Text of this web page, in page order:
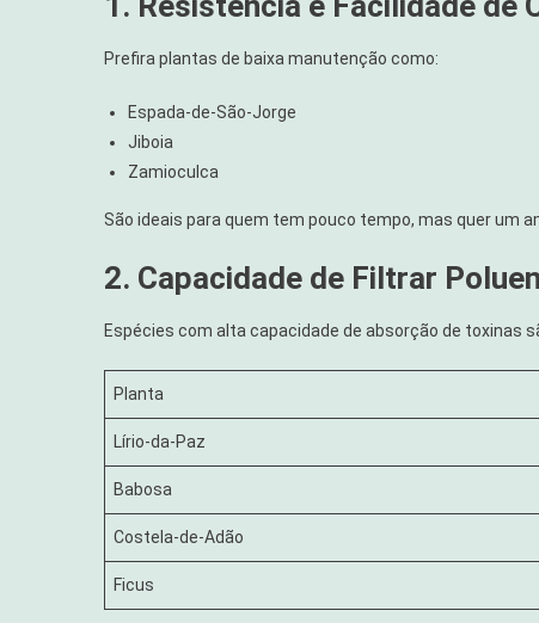
Prefira plantas de baixa manutenção como:
Espada-de-São-Jorge
Jiboia
Zamioculca
São ideais para quem tem pouco tempo, mas quer um
2. Capacidade de Filtrar
Espécies com alta capacidade de absorção de toxinas
Planta
Lírio-da-Paz
Babosa
Costela-de-Adão
Ficus